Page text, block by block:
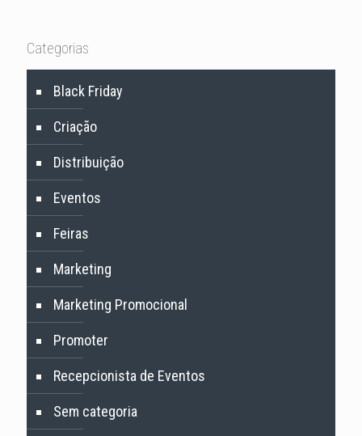
Categorias
Black Friday
Criação
Distribuição
Eventos
Feiras
Marketing
Marketing Promocional
Promoter
Recepcionista de Eventos
Sem categoria